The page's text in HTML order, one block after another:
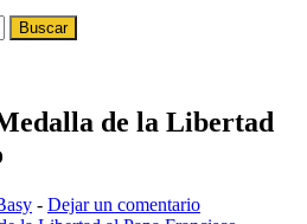
de la Libertad
- Dejar un comentario